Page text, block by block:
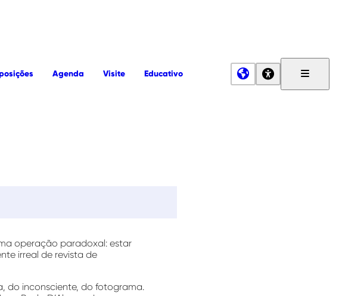
Agenda Visite Educativo
operação paradoxal: estar
irreal de revista de
do inconsciente, do fotograma.